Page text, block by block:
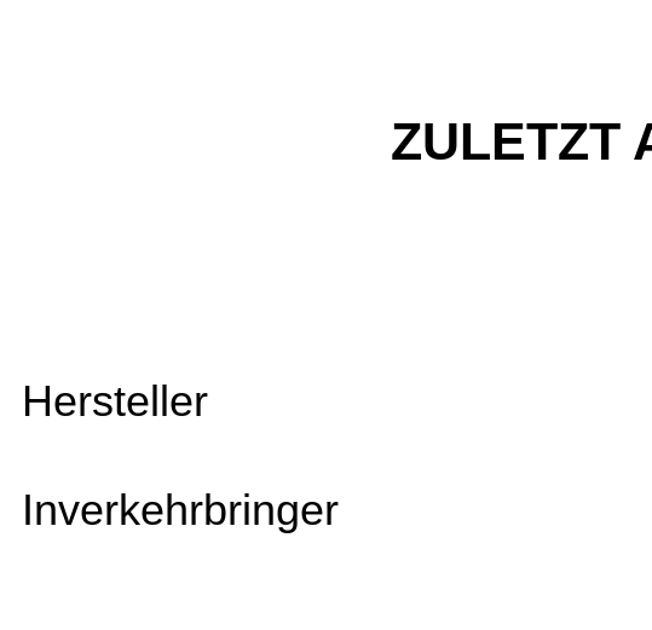
ZULETZT
Hersteller
Inverkehrbringer